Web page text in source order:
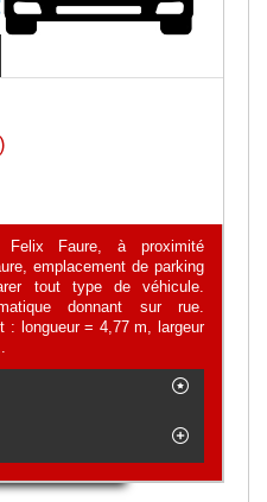
Felix Faure, à proximité
emplacement de parking
tout type de véhicule.
donnant sur rue.
: longueur = 4,77 m, largeur